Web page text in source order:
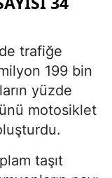
trafiğe
199 bin
yüzde
motosiklet
taşıt